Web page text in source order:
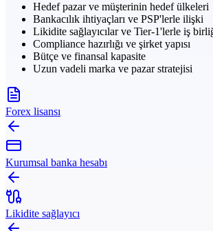
Hedef pazar ve müşterinin hedef ülkeleri
Bankacılık ihtiyaçları ve PSP'lerle ilişki
Likidite sağlayıcılar ve Tier-1'lerle iş
Compliance hazırlığı ve şirket yapısı
Bütçe ve finansal kapasite
Uzun vadeli marka ve pazar stratejisi
Forex lisansı
Kurumsal banka hesabı
Likidite sağlayıcı